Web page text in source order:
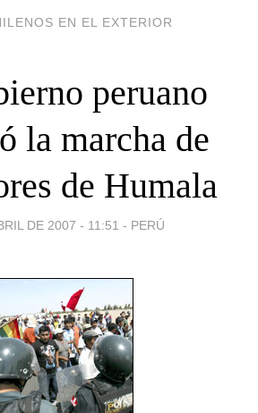
EN EL EXTERIOR
peruano
la marcha de
de Humala
DE 2007 - 11:51 - PERÚ